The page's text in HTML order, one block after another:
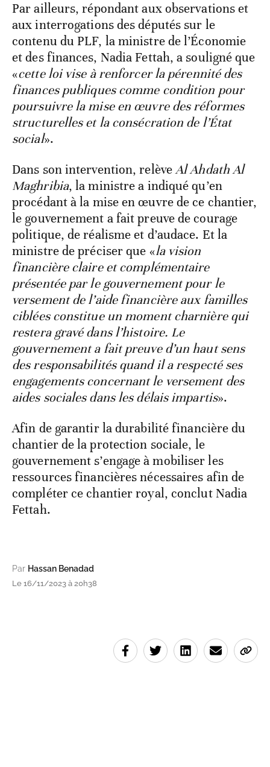
Par ailleurs, répondant aux observations et
aux interrogations des députés sur le
contenu du PLF, la ministre de l’Économie
et des finances, Nadia Fettah, a souligné que
«cette loi vise à renforcer la pérennité des
finances publiques comme condition pour
poursuivre la mise en œuvre des réformes
structurelles et la consécration de l’État
social».
Dans son intervention, relèveAl Ahdath Al
Maghribia, la ministre a indiqué qu’en
procédant à la mise en œuvre de ce chantier,
le gouvernement a fait preuve de courage
politique, de réalisme et d’audace. Et la
ministre de préciser que «la vision
financière claire et complémentaire
présentée par le gouvernement pour le
versement de l’aide financière aux familles
ciblées constitue un moment charnière qui
restera gravé dans l’histoire. Le
gouvernement a fait preuve d’un haut sens
des responsabilités quand il a respecté ses
engagements concernant le versement des
aides sociales dans les délais impartis».
Afin de garantir la durabilité financière du
chantier de la protection sociale, le
gouvernement s’engage à mobiliser les
ressources financières nécessaires afin de
compléter ce chantier royal, conclut Nadia
Fettah.
Par Hassan Benadad
Le 16/11/2023 à 20h38